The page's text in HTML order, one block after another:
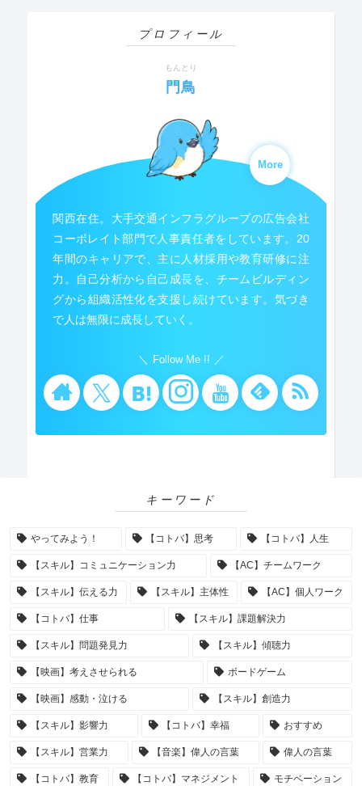
プロフィール
もんとり
門鳥
More
関西在住。大手交通インフラグループの広告会社
コーポレイト部門で人事責任者をしています。20
年間のキャリアで、主に人材採用や教育研修に注
力。自己分析から自己成長を、チームビルディン
グから組織活性化を支援し続けています。気づき
で人は無限に成長していく。
Follow Me !!
キーワード
やってみよう！ 【コトバ】思考 【コトバ】人生
【スキル】コミュニケーション力 【AC】チームワーク
【スキル】伝える力 【スキル】主体性 【AC】個人ワーク
【コトバ】仕事 【スキル】課題解決力
【スキル】問題発見力 【スキル】傾聴力
【映画】考えさせられる ボードゲーム
【映画】感動・泣ける 【スキル】創造力
【スキル】影響力 【コトバ】幸福 おすすめ
【スキル】営業力 【音楽】偉人の言葉 偉人の言葉
【コトバ】教育 【コトバ】マネジメント モチベーション